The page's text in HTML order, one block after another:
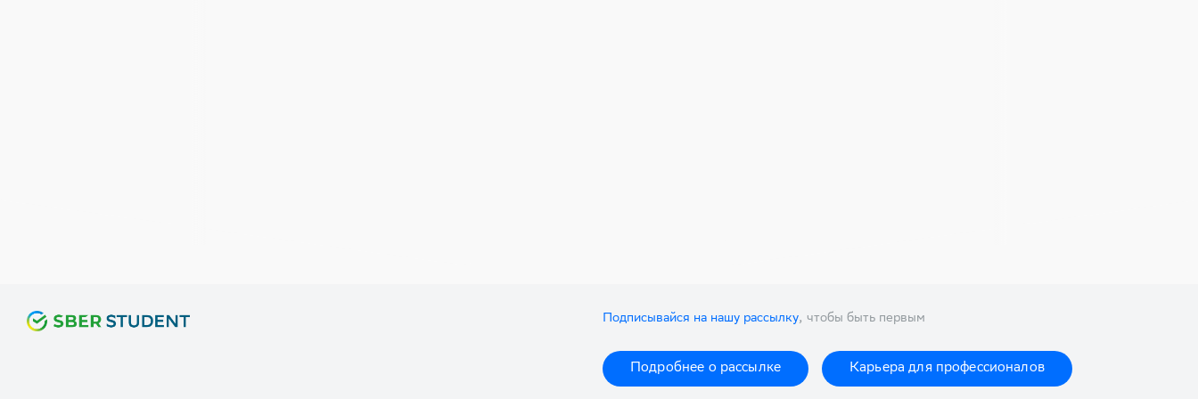
Подписывайся на нашу рассылку, чтобы быть первым
Подробнее о рассылке Карьера для профессионалов